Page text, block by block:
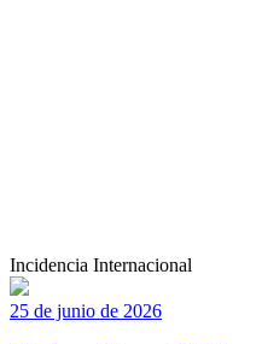
Incidencia Internacional
25 de junio de 2026